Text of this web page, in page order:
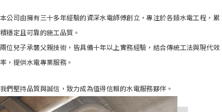
本公司由擁有三十多年經驗的資深水電師傅創立，專注於各類水電工程，累
積穩定且可靠的施工品質。
兩位兒子承襲父親技術，皆具備十年以上實務經驗，結合傳統工法與現代效
率，提供水電專業服務。
我們堅持品質與誠信，致力成為值得信賴的水電服務夥伴。